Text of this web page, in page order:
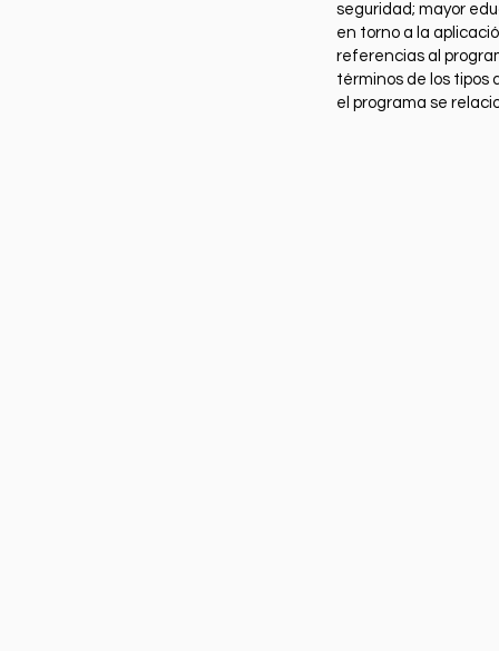
seguridad; mayor
en torno a la
referencias al
términos de los tipos
el programa se